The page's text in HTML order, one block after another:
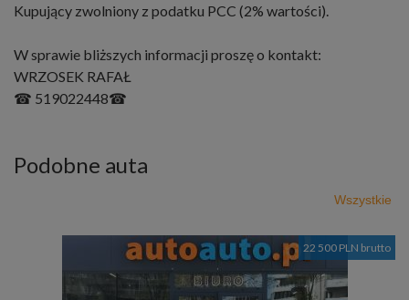
Kupujący zwolniony z podatku PCC (2% wartości).
W sprawie bliższych informacji proszę o kontakt:
WRZOSEK RAFAŁ
☎ 519022448☎
Podobne auta
Wszystkie
22 500 PLN brutto